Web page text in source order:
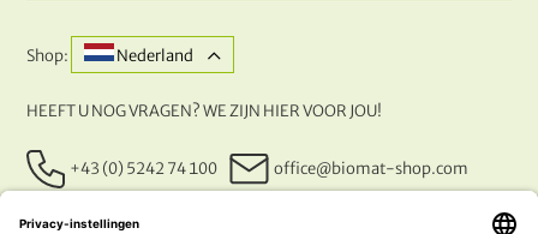
Shop: Nederland
HEEFT U NOG VRAGEN? WE ZIJN HIER VOOR JOU!
+43 (0) 5242 74 100 office@biomat-shop.com
ONZE BETALINGSMETHODEN